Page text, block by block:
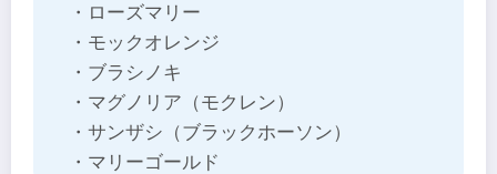
・ローズマリー
・モックオレンジ
・ブラシノキ
・マグノリア（モクレン）
・サンザシ（ブラックホーソン）
・マリーゴールド